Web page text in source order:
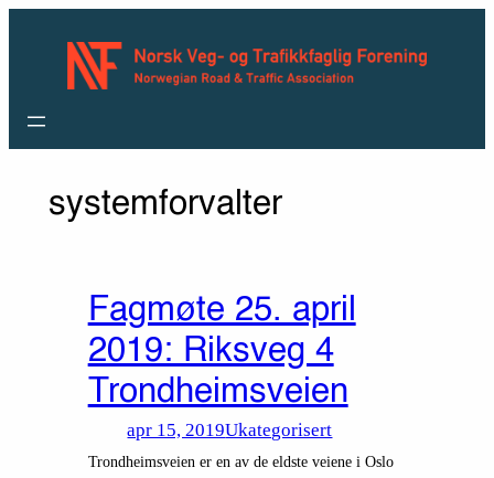
systemforvalter
Fagmøte 25. april
2019: Riksveg 4
Trondheimsveien
apr 15, 2019Ukategorisert
Trondheimsveien er en av de eldste veiene i Oslo